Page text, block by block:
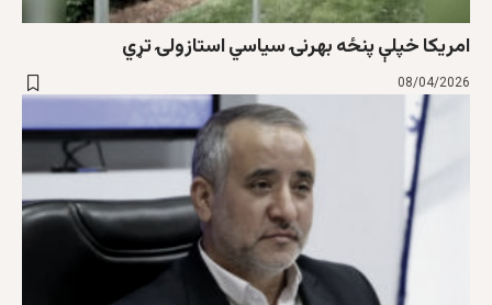
امریکا خپلې پنځه بهرنۍ سیاسي استازولۍ تړي
08/04/2026